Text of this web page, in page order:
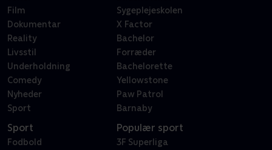
Film
Dokumentar
Reality
Livsstil
Underholdning
Comedy
Nyheder
Sport
Sygeplejeskolen
X Factor
Bachelor
Forræder
Bachelorette
Yellowstone
Paw Patrol
Barnaby
Sport
Fodbold
Populær sport
3F Superliga